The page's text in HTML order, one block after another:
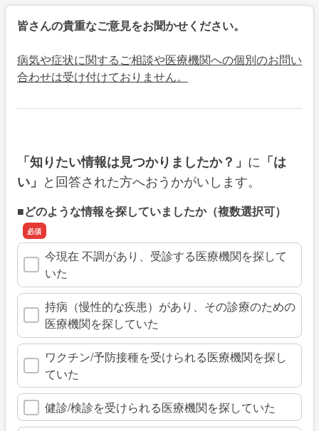
皆さんの貴重なご意見をお聞かせください。
病気や症状に関するご相談や医療機関への個別のお問い
合わせは受け付けておりません。
「知りたい情報は見つかりましたか？」 に 「は
い」 と回答された方へおうかがいします。
■どのような情報を探していましたか（複数選択可）
今現在 不調があり、受診する医療機関を探して
いた
持病（慢性的な疾患）があり、その診療のための
医療機関を探していた
ワクチン/予防接種を受けられる医療機関を探し
ていた
健診/検診を受けられる医療機関を探していた